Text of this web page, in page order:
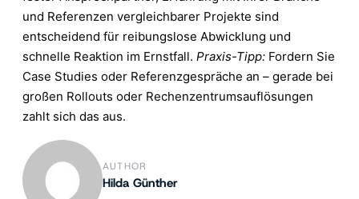
und Referenzen vergleichbarer Projekte sind
entscheidend für reibungslose Abwicklung und
schnelle Reaktion im Ernstfall. Praxis-Tipp: Fordern Sie
Case Studies oder Referenzgespräche an – gerade bei
großen Rollouts oder Rechenzentrumsauflösungen
zahlt sich das aus.
AUTHOR
Hilda Günther